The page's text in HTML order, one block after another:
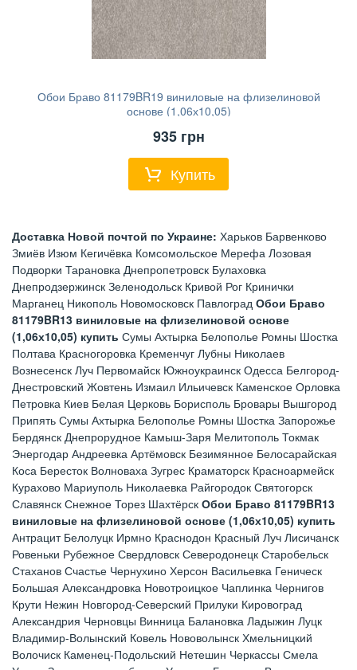
Обои Браво 81179BR19 виниловые на флизелиновой
основе (1,06х10,05)
935грн
Купить
Доставка Новой почтой по Украине: Харьков Барвенково
Змиёв Изюм Кегичёвка Комсомольское Мерефа Лозовая
Подворки Тарановка Днепропетровск Булаховка
Днепродзержинск Зеленодольск Кривой Рог Кринички
Марганец Никополь Новомосковск Павлоград Обои Браво
81179BR13 виниловые на флизелиновой основе
(1,06х10,05) купить Сумы Ахтырка Белополье Ромны Шостка
Полтава Красногоровка Кременчуг Лубны Николаев
Вознесенск Луч Первомайск Южноукраинск Одесса Белгород-
Днестровский Жовтень Измаил Ильичевск Каменское Орловка
Петровка Киев Белая Церковь Борисполь Бровары Вышгород
Припять Сумы Ахтырка Белополье Ромны Шостка Запорожье
Бердянск Днепрорудное Камыш-Заря Мелитополь Токмак
Энергодар Андреевка Артёмовск Безимянное Белосарайская
Коса Бересток Волноваха Зугрес Краматорск Красноармейск
Курахово Мариуполь Николаевка Райгородок Святогорск
Славянск Снежное Торез Шахтёрск Обои Браво 81179BR13
виниловые на флизелиновой основе (1,06х10,05) купить
Антрацит Белолуцк Ирмно Краснодон Красный Луч Лисичанск
Ровеньки Рубежное Свердловск Северодонецк Старобельск
Стаханов Счастье Чернухино Херсон Васильевка Геническ
Большая Александровка Новотроицкое Чаплинка Чернигов
Крути Нежин Новгород-Северский Прилуки Кировоград
Александрия Черновцы Винница Балановка Ладыжин Луцк
Владимир-Волынский Ковель Нововолынск Хмельницкий
Волочиск Каменец-Подольский Нетешин Черкассы Смела